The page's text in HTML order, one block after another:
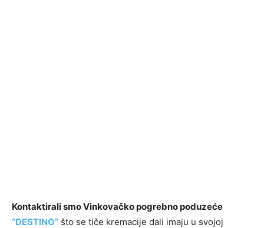
Kontaktirali smo Vinkovačko pogrebno poduzeće
“DESTINO” što se tiče kremacije dali imaju u svojoj